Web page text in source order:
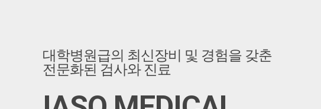
대학병원급의 최신장비 및 경험을 갖춘
전문화된 검사와 진료
대학병원급의 최신장비 및 경험을 갖춘
전문화된 검사와 진료
대학병원급의 최신장비 및 경험을 갖춘
전문화된 검사와 진료